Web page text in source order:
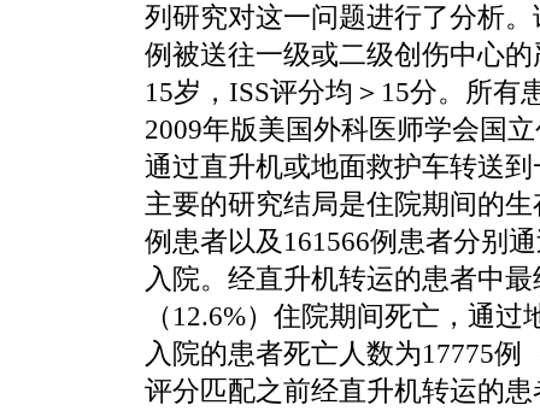
列研究对这一问题进行了分析
例被送往一级或二级创伤中心
15岁，ISS评分均＞15分。所有
2009年版美国外科医师学会国
通过直升机或地面救护车转送
主要的研究结局是住院期间的
例患者以及161566例患者分别
入院。经直升机转运的患者中
（12.6%）住院期间死亡，通
入院的患者死亡人数为17775例
评分匹配之前经直升机转运的